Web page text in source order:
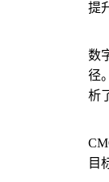
提
数
径
析
目